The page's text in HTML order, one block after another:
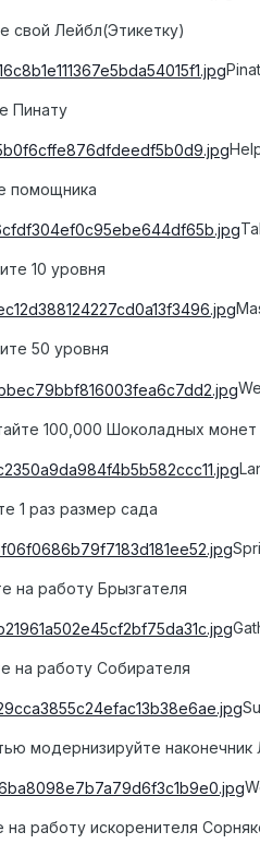
свой Лейбл(Этикетку)
Пинату
помощника
10 уровня
50 уровня
100,000 Шоколадных монет
1 раз размер сада
на работу Брызгателя
на работу Собирателя
модернизируйте наконечник
на работу искоренителя